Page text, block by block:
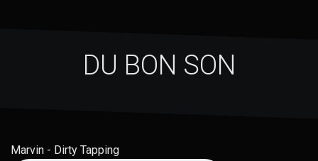
DU BON SON
Marvin - Dirty Tapping